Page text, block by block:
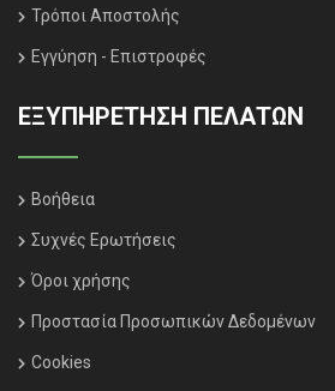
Τρόποι Αποστολής
Εγγύηση - Επιστροφές
ΕΞΥΠΗΡΈΤΗΣΗ ΠΕΛΑΤΏΝ
Βοήθεια
Συχνές Ερωτήσεις
Όροι χρήσης
Προστασία Προσωπικών Δεδομένων
Cookies